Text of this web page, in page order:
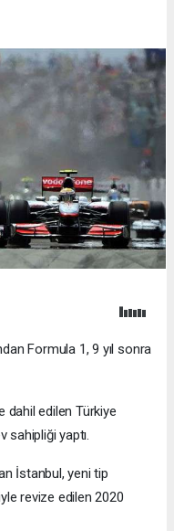
Formula 1, 9 yıl sonra
dahil edilen Türkiye
sahipliği yaptı.
İstanbul, yeni tip
revize edilen 2020